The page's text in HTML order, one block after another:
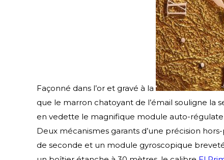
Façonné dans l’or et gravé à la
que le marron chatoyant de l’émail souligne la
en vedette le magnifique module auto-
Deux mécanismes garants d’une précision
de seconde et un module gyroscopique